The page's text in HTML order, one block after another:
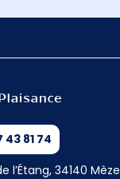
43 81 74
l’Étang, 34140 Mèze